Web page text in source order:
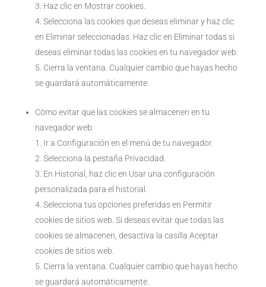
Haz clic en Mostrar cookies.
Selecciona las cookies que deseas eliminar y haz clic
en Eliminar seleccionadas. Haz clic en Eliminar todas si
deseas eliminar todas las cookies en tu navegador web.
Cierra la ventana. Cualquier cambio que hayas hecho
se guardará automáticamente.
Cómo evitar que las cookies se almacenen en tu
navegador web:
Ir a Configuración en el menú de tu navegador.
Selecciona la pestaña Privacidad.
En Historial, haz clic en Usar una configuración
personalizada para el historial.
Selecciona tus opciones preferidas en Permitir
cookies de sitios web. Si deseas evitar que todas las
cookies se almacenen, desactiva la casilla Aceptar
cookies de sitios web.
Cierra la ventana. Cualquier cambio que hayas hecho
se guardará automáticamente.